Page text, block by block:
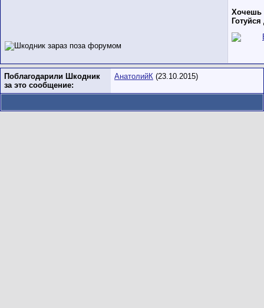
Хочешь
Поблагодарили Шкодник
за это сообщение:
АнатолийК (23.10.2015)